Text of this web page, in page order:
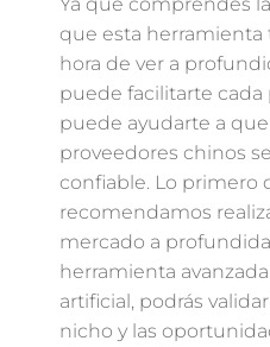
que esta herramienta
hora de ver a
puede facilitarte cada
puede ayudarte a
proveedores chinos
confiable. Lo primero
recomendamos
mercado a
herramienta
artificial, podrás
nicho y las